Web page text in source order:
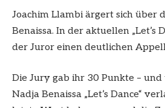
Joachim Llambi ärgert sich über
Benaissa. In der aktuellen „Let’s
der Juror einen deutlichen
Die Jury gab ihr 30 Punkte –
Nadja Benaissa „Let’s Dance“